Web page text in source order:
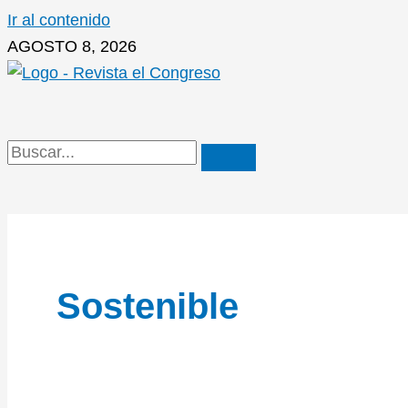
Ir al contenido
AGOSTO 8, 2026
Sostenible